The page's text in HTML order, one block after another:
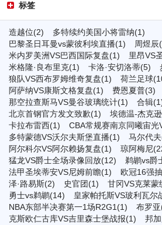
标签
造越位(2)
多特续约美国小将雷纳(1)
巴黎圣日耳曼vs蒙彼利埃直播(1)
周煜辰
米内罗美洲VS巴西国际复盘(1)
里昂VS
米格隆·良布里克(1)
卡洛·安切洛蒂(5)
狼队VS西布罗姆维奇复盘(1)
荷兰足球
阿萨纳VS康斯文格复盘(1)
费恩夏普(3)
那空拉查斯马VS曼谷玻璃统计(1)
合辑
北京首钢官方发文致歉(1)
埃德温-杰克
卡拉布雷西(1)
CBA常规赛南京同曦宙光
多特蒙德VS沃尔夫斯堡直播(1)
马尔代
阿尔科尔VS阿尔赖扬复盘(1)
琼阿梅尼
猛龙VS爵士全场录像回放(12)
鹈鹕vs爵
法甲圣埃蒂安VS尼姆前瞻(1)
欧冠16强
泽·路易斯(2)
史官团(1) 甘冈VS克莱蒙
勇士vs鹈鹕(14)
皇家帕托斯VS玻利瓦尔
NBA东部半决赛第一1场R2G1(1)
布罗
克斯欧仁古库VS吉里森士堡战报(1)
邦